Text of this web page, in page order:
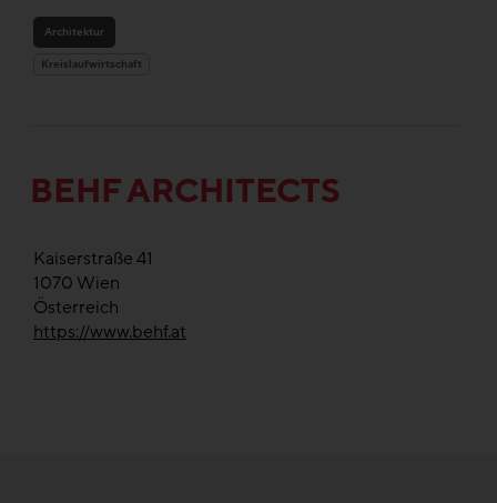
Architektur
Kreislaufwirtschaft
BEHF ARCHITECTS
Kaiserstraße 41
1070 Wien
Österreich
https://www.behf.at